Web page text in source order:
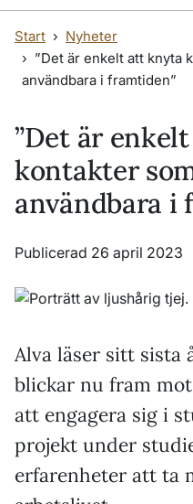
Start
Nyheter
”Det är enkelt att knyta
användbara i framtiden”
”Det är
kontakter
användbara i
Publicerad 26 april 2023
Alva läser sitt sista
blickar nu fram
att engagera sig i
projekt under
erfarenheter att ta